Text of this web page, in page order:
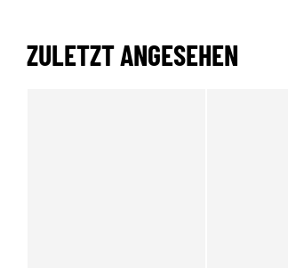
ZULETZT ANGESEHEN